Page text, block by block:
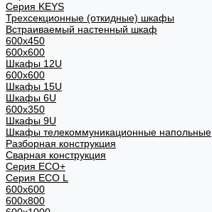
Cерия KEYS
Трехсекционные (откидные) шкафы
Встраиваемый настенный шкаф
600x450
600x600
Шкафы 12U
600x600
Шкафы 15U
Шкафы 6U
600x350
Шкафы 9U
Шкафы телекоммуникационные напольные
Разборная конструкция
Сварная конструкция
Серия ECO+
Серия ECO L
600x600
600x800